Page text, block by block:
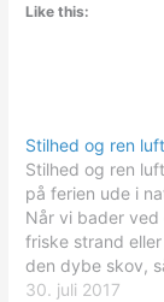
Like this:
Stilhed og ren luft
Stilhed og ren
på ferien ude i
Når vi bader ved
friske strand
den dybe skov,
vi fred og helse.
30. juli 2017